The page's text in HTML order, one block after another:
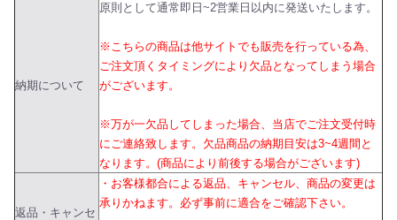
納期について
原則として通常即日~2営業日以内に発送いたします。
※こちらの商品は他サイトでも販売を行っている為、
ご注文頂くタイミングにより欠品となってしまう場合
がございます。
※万が一欠品してしまった場合、当店でご注文受付時
にご連絡致します。欠品商品の納期目安は3~4週間と
なります。(商品により前後する場合がございます)
返品・キャンセ
・お客様都合による返品、キャンセル、商品の変更は
承りかねます。必ず事前に適合をご確認下さい。